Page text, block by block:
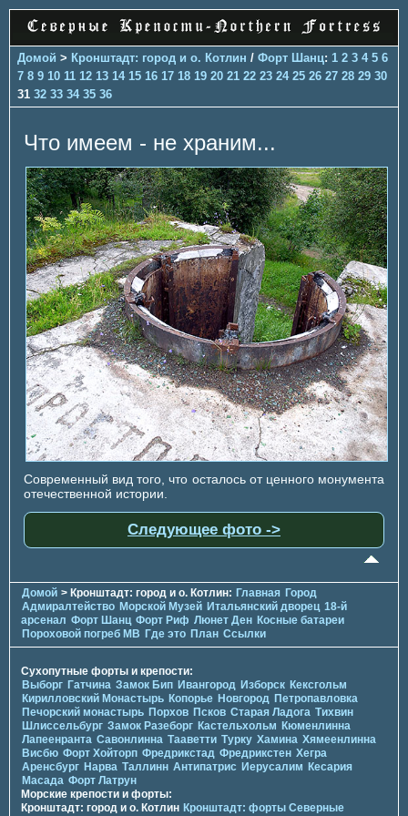
Домой > Кронштадт: город и о. Котлин / Форт Шанц: 1 2 3 4 5 6
7 8 9 10 11 12 13 14 15 16 17 18 19 20 21 22 23 24 25 26 27 28 29 30
31 32 33 34 35 36
Что имеем - не храним...
Современный вид того, что осталось от ценного монумента
отечественной истории.
Следующее фото ->
Домой > Кронштадт: город и о. Котлин: Главная Город
Адмиралтейство Морской Музей Итальянский дворец 18-й
арсенал Форт Шанц Форт Риф Люнет Ден Косные батареи
Пороховой погреб МВ Где это План Ссылки
Сухопутные форты и крепости:
Выборг Гатчина Замок Бип Ивангород Изборск Кексгольм
Кирилловский Монастырь Копорье Новгород Петропавловка
Печорcкий монастырь Порхов Псков Старая Ладога Тихвин
Шлиссельбург Замок Разеборг Кастельхольм Кюменлинна
Лапеенранта Савонлинна Тааветти Турку Хамина Хямеенлинна
Висбю Форт Хойторп Фредрикстад Фредрикстен Хегра
Аренсбург Нарва Таллинн Антипатрис Иерусалим Кесария
Масада Форт Латрун
Морские крепости и форты:
Кронштадт: город и о. Котлин Кронштадт: форты Северные